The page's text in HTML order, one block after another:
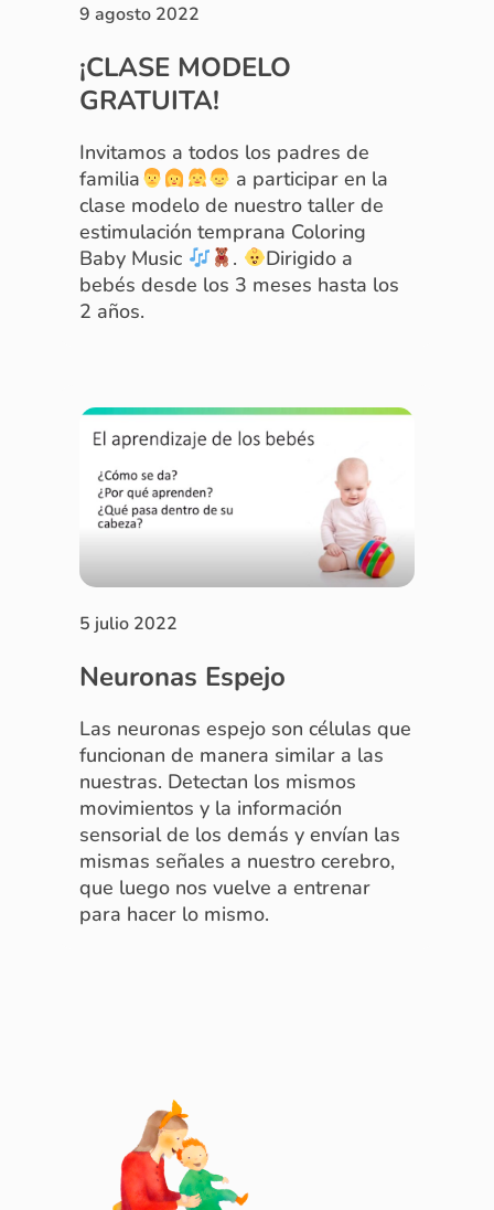
9 agosto 2022
¡CLASE MODELO
GRATUITA!
Invitamos a todos los padres de
familia
a participar en la
clase modelo de nuestro taller de
estimulación temprana Coloring
Baby Music
.
Dirigido a
bebés desde los 3 meses hasta los
2 años.
5 julio 2022
Neuronas Espejo
Las neuronas espejo son células que
funcionan de manera similar a las
nuestras. Detectan los mismos
movimientos y la información
sensorial de los demás y envían las
mismas señales a nuestro cerebro,
que luego nos vuelve a entrenar
para hacer lo mismo.